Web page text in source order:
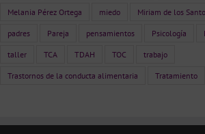
Melania Pérez Ortega miedo Miriam de los
padres Pareja pensamientos Psicología
taller TCA TDAH TOC trabajo
Trastornos de la conducta alimentaria Tratamiento